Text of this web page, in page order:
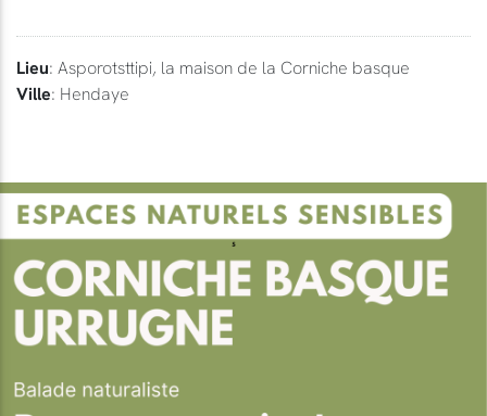
Lieu: Asporotsttipi, la maison de la Corniche basque
Ville: Hendaye